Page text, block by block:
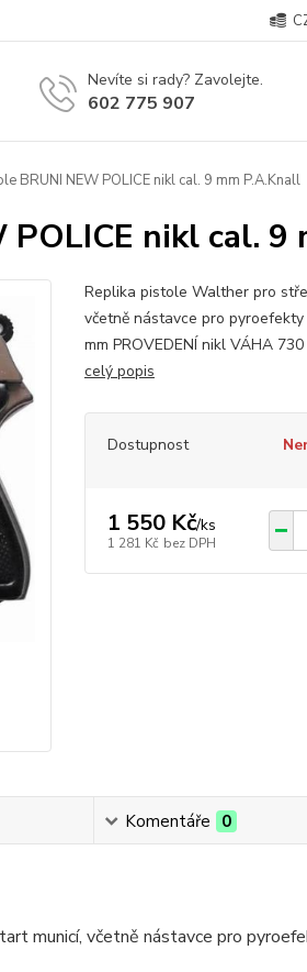
Nevíte si rady? Zavolejte.
602 775 907
BRUNI NEW POLICE nikl cal. 9 mm P.A.Knall
nikl cal. 9
Replika pistole Walther pro
včetně nástavce pro pyroefekty
mm PROVEDENÍ nikl VÁHA
celý popis
Dostupnost
1 550 Kč/ks
1 281 Kč bez DPH
Komentáře 0
municí, včetně nástavce pro